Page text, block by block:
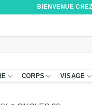
BIENVENUE
CORPS VISAGE